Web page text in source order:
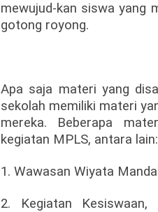
mewujud-kan siswa yang
gotong royong.
Apa saja materi yang
sekolah memiliki materi
mereka. Beberapa
kegiatan MPLS, antara lain:
1. Wawasan Wiyata
2. Kegiatan